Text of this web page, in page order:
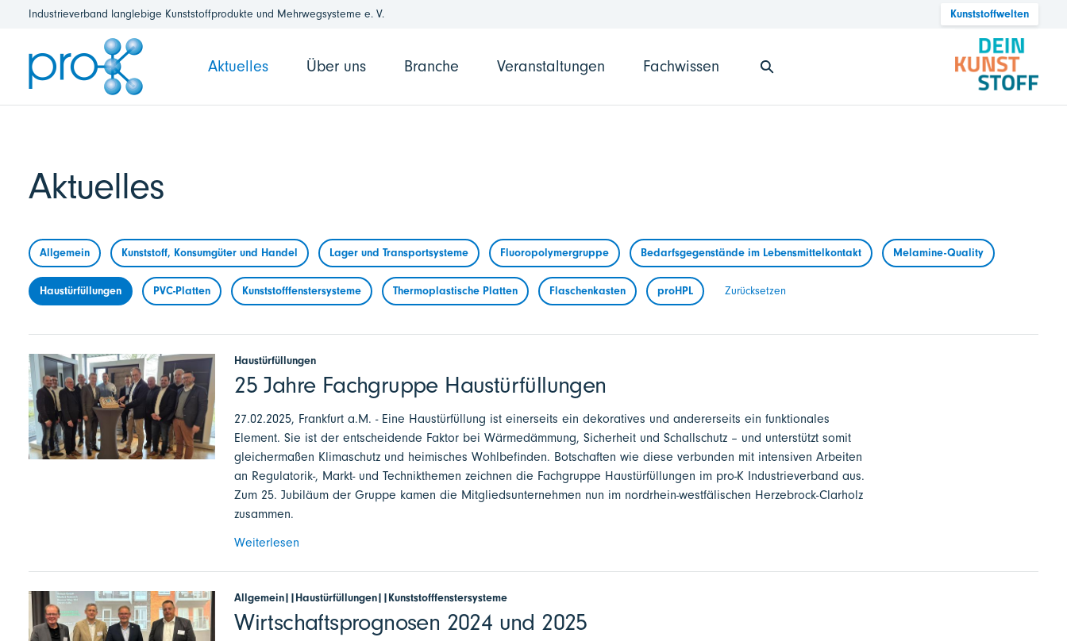
Industrieverband langlebige Kunststoffprodukte und Mehrwegsysteme e. V. Kunststoffwelten
Aktuelles Über uns Branche Veranstaltungen Fachwissen
Aktuelles
Allgemein Kunststoff, Konsumgüter und Handel Lager und Transportsysteme Fluoropolymergruppe Bedarfsgegenstände im Lebensmittelkontakt Melamine-Quality
Haustürfüllungen PVC-Platten Kunststofffenstersysteme Thermoplastische Platten Flaschenkasten proHPL Zurücksetzen
Haustürfüllungen
25 Jahre Fachgruppe Haustürfüllungen
27.02.2025, Frankfurt a.M. - Eine Haustürfüllung ist einerseits ein dekoratives und andererseits ein funktionales
Element. Sie ist der entscheidende Faktor bei Wärmedämmung, Sicherheit und Schallschutz – und unterstützt somit
gleichermaßen Klimaschutz und heimisches Wohlbefinden. Botschaften wie diese verbunden mit intensiven Arbeiten
an Regulatorik-, Markt- und Technikthemen zeichnen die Fachgruppe Haustürfüllungen im pro-K Industrieverband aus.
Zum 25. Jubiläum der Gruppe kamen die Mitgliedsunternehmen nun im nordrhein-westfälischen Herzebrock-Clarholz
zusammen.
Weiterlesen
Allgemein||Haustürfüllungen||Kunststofffenstersysteme
Wirtschaftsprognosen 2024 und 2025